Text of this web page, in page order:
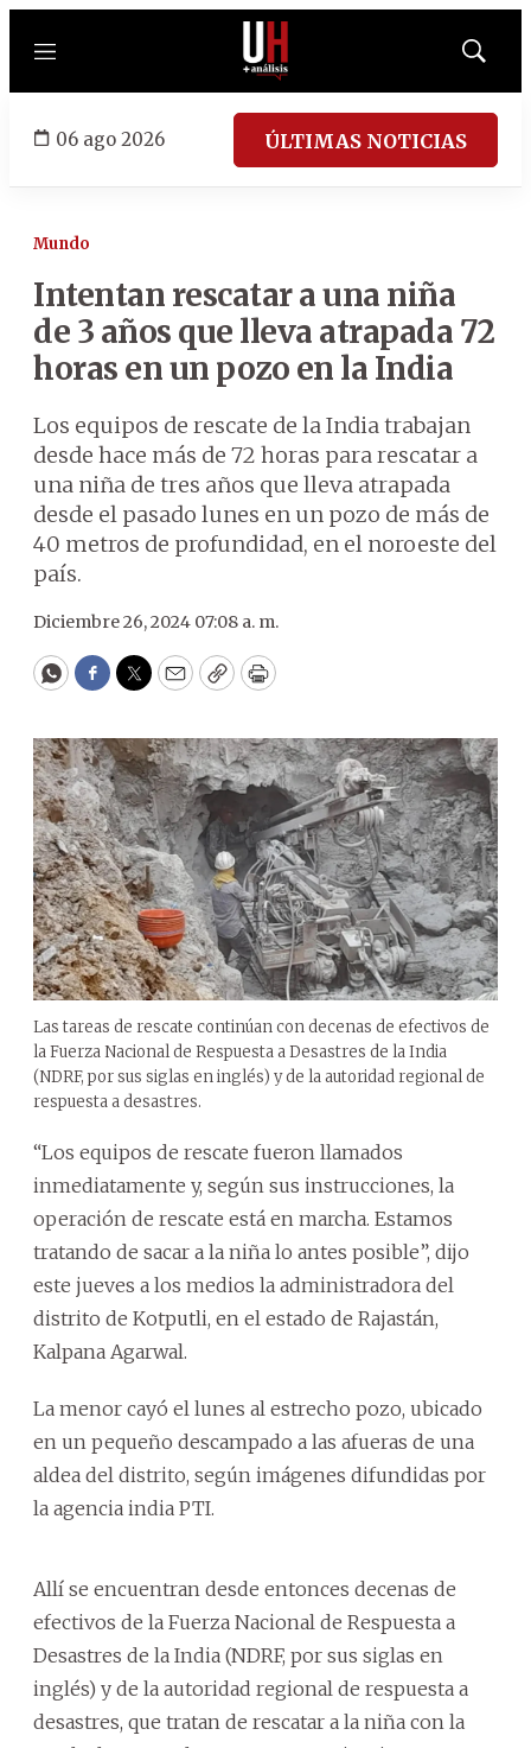
Menú
Mostrar
06 ago 2026 ÚLTIMAS NOTICIAS
Mundo
Intentan rescatar a una niña
de 3 años que lleva atrapada 72
horas en un pozo en la India
Los equipos de rescate de la India trabajan
desde hace más de 72 horas para rescatar a
una niña de tres años que lleva atrapada
desde el pasado lunes en un pozo de más de
40 metros de profundidad, en el noroeste del
país.
Diciembre 26, 2024 07:08 a. m.
WhatsApp
Facebook
Twitter
EmailCopyPrint
Las tareas de rescate continúan con decenas de efectivos de
la Fuerza Nacional de Respuesta a Desastres de la India
(NDRF, por sus siglas en inglés) y de la autoridad regional de
respuesta a desastres.
“Los equipos de rescate fueron llamados
inmediatamente y, según sus instrucciones, la
operación de rescate está en marcha. Estamos
tratando de sacar a la niña lo antes posible”, dijo
este jueves a los medios la administradora del
distrito de Kotputli, en el estado de Rajastán,
Kalpana Agarwal.
La menor cayó el lunes al estrecho pozo, ubicado
en un pequeño descampado a las afueras de una
aldea del distrito, según imágenes difundidas por
la agencia india PTI.
Allí se encuentran desde entonces decenas de
efectivos de la Fuerza Nacional de Respuesta a
Desastres de la India (NDRF, por sus siglas en
inglés) y de la autoridad regional de respuesta a
desastres, que tratan de rescatar a la niña con la